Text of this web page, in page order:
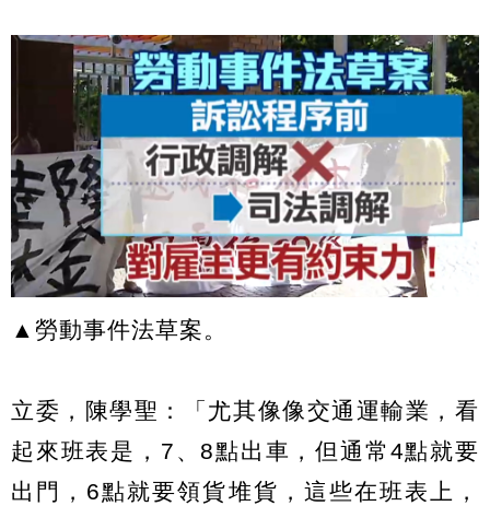
▲勞動事件法草案。
立委，陳學聖：「尤其像像交通運輸業，看
起來班表是，7、8點出車，但通常4點就要
出門，6點就要領貨堆貨，這些在班表上，